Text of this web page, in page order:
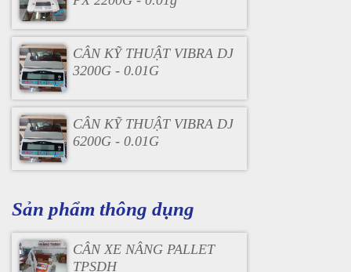
CÂN KỸ THUẬT VIBRA DJ
3200G - 0.01G
CÂN KỸ THUẬT VIBRA DJ
6200G - 0.01G
Sản phẩm thông dụng
CÂN XE NÂNG PALLET
TPSDH